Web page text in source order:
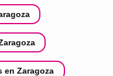
en Zaragoza